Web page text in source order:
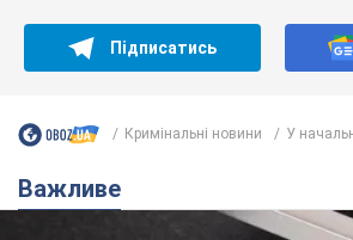
Підписатись
Кримінальні новини У
Важливе